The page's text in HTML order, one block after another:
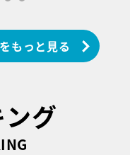
もっと見る
グ